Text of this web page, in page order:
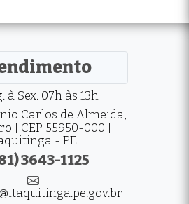
à Sex. 07h às 13h
Carlos de Almeida,
| CEP 55950-000 |
- PE
3643-1125